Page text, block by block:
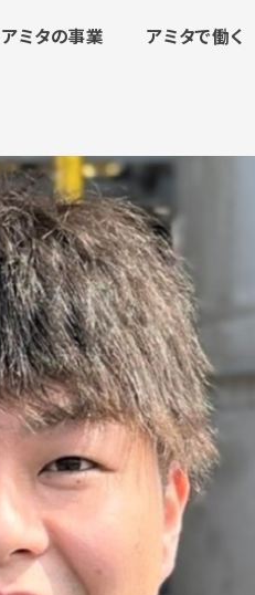
アミタの事業 アミタで働く